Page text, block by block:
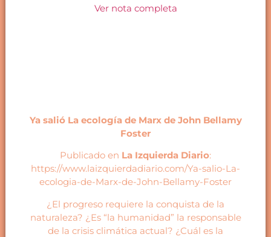
Ver nota completa
Ya salió La ecología de Marx de John Bellamy
Foster
Publicado en La Izquierda Diario:
https://www.laizquierdadiario.com/Ya-salio-La-
ecologia-de-Marx-de-John-Bellamy-Foster
¿El progreso requiere la conquista de la
naturaleza? ¿Es “la humanidad” la responsable
de la crisis climática actual? ¿Cuál es la